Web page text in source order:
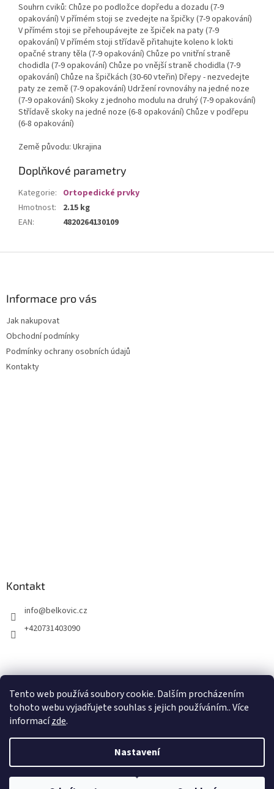
Tento web používá soubory cookie. Dalším procházením
tohoto webu vyjadřujete souhlas s jejich používáním.. Více
informacízde.
Nastavení
Souhrn cviků: Chůze po podložce dopředu a dozadu (7-9
opakování) V přímém stoji se zvedejte na špičky (7-9 opakování)
V přímém stoji se přehoupávejte ze špiček na paty (7-9
opakování) V přímém stoji střídavě přitahujte koleno k lokti
opačné strany těla (7-9 opakování) Chůze po vnitřní straně
chodidla (7-9 opakování) Chůze po vnější straně chodidla (7-9
opakování) Chůze na špičkách (30-60 vteřin) Dřepy - nezvedejte
paty ze země (7-9 opakování) Udržení rovnováhy na jedné noze
(7-9 opakování) Skoky z jednoho modulu na druhý (7-9 opakování)
Střídavě skoky na jedné noze (6-8 opakování) Chůze v podřepu
(6-8 opakování)
Země původu: Ukrajina
Doplňkové parametry
Kategorie: Ortopedické prvky
Hmotnost:
2.15 kg
EAN: 4820264130109
Informace pro vás
Jak nakupovat
Obchodní podmínky
Podmínky ochrany osobních údajů
Kontakty
Kontakt
info@belkovic.cz
+420731403090
Vytvořil Shoptet